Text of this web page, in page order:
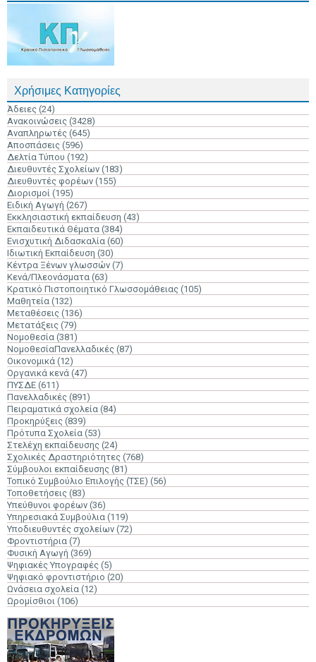
Χρήσιμες Κατηγορίες
Άδειες (24)
Ανακοινώσεις (3428)
Αναπληρωτές (645)
Αποσπάσεις (596)
Δελτία Τύπου (192)
Διευθυντές Σχολείων (183)
Διευθυντές φορέων (155)
Διορισμοί (195)
Ειδική Αγωγή (267)
Εκκλησιαστική εκπαίδευση (43)
Εκπαιδευτικά Θέματα (384)
Ενισχυτική Διδασκαλία (60)
Ιδιωτική Εκπαίδευση (30)
Κέντρα Ξένων γλωσσών (7)
Κενά/Πλεονάσματα (63)
Κρατικό Πιστοποιητικό Γλωσσομάθειας (105)
Μαθητεία (132)
Μεταθέσεις (136)
Μετατάξεις (79)
Νομοθεσία (381)
ΝομοθεσίαΠανελλαδικές (87)
Οικονομικά (12)
Οργανικά κενά (47)
ΠΥΣΔΕ (611)
Πανελλαδικές (891)
Πειραματικά σχολεία (84)
Προκηρύξεις (839)
Πρότυπα Σχολεία (53)
Στελέχη εκπαίδευσης (24)
Σχολικές Δραστηριότητες (768)
Σύμβουλοι εκπαίδευσης (81)
Τοπικό Συμβούλιο Επιλογής (ΤΣΕ) (56)
Τοποθετήσεις (83)
Υπεύθυνοι φορέων (36)
Υπηρεσιακά Συμβούλια (119)
Υποδιευθυντές σχολείων (72)
Φροντιστήρια (7)
Φυσική Αγωγή (369)
Ψηφιακές Υπογραφές (5)
Ψηφιακό φροντιστήριο (20)
Ωνάσεια σχολεία (12)
Ωρομίσθιοι (106)